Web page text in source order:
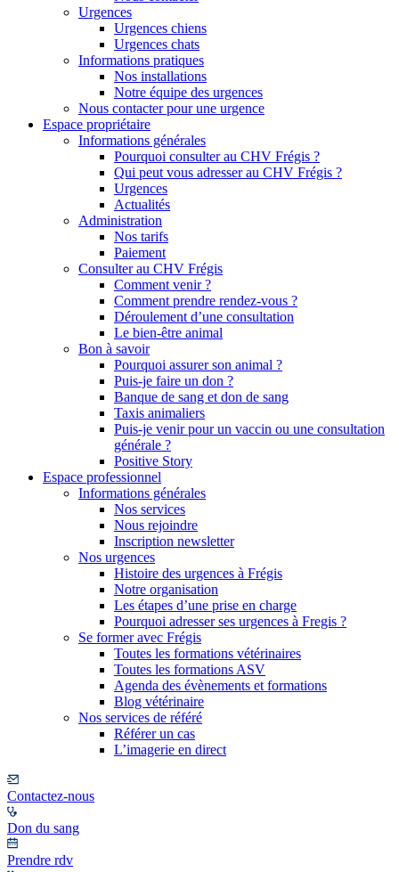
Urgences
Urgences chiens
Urgences chats
Informations pratiques
Nos installations
Notre équipe des urgences
Nous contacter pour une urgence
Espace propriétaire
Informations générales
Pourquoi consulter au CHV Frégis ?
Qui peut vous adresser au CHV Frégis ?
Urgences
Actualités
Administration
Nos tarifs
Paiement
Consulter au CHV Frégis
Comment venir ?
Comment prendre rendez-vous ?
Déroulement d’une consultation
Le bien-être animal
Bon à savoir
Pourquoi assurer son animal ?
Puis-je faire un don ?
Banque de sang et don de sang
Taxis animaliers
Puis-je venir pour un vaccin ou une consultation
générale ?
Positive Story
Espace professionnel
Informations générales
Nos services
Nous rejoindre
Inscription newsletter
Nos urgences
Histoire des urgences à Frégis
Notre organisation
Les étapes d’une prise en charge
Pourquoi adresser ses urgences à Fregis ?
Se former avec Frégis
Toutes les formations vétérinaires
Toutes les formations ASV
Agenda des évènements et formations
Blog vétérinaire
Nos services de référé
Référer un cas
L’imagerie en direct
Contactez-nous
Don du sang
Prendre rdv